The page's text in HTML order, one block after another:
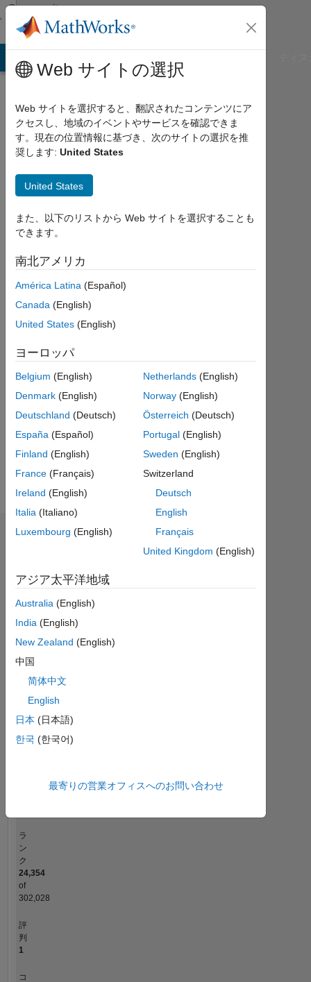
コンテンツへスキップ
Community
Profile
salim
Last
seen:
2024
か
ア
ク
テ
Followers:
Following:
Follow
ダッシュボード
計
MATLAB Answers
コントリビューション 10
-2
-1
1
2
3
5
6
7
12 10
-4
タイムライン
ラ
ン
ク
24,354
of
302,028
評
判
1
コ
Web サイトの選択
Web サイトを選択すると、翻訳されたコンテンツにア
クセスし、地域のイベントやサービスを確認できま
す。現在の位置情報に基づき、次のサイトの選択を推
奨します: United States
United States
また、以下のリストから Web サイトを選択することも
できます。
南北アメリカ
América Latina (Español)
Canada (English)
United States (English)
ヨーロッパ
Belgium (English)
Denmark (English)
Deutschland (Deutsch)
España (Español)
Finland (English)
France (Français)
Ireland (English)
Italia (Italiano)
Luxembourg (English)
Netherlands (English)
Norway (English)
Österreich (Deutsch)
Portugal (English)
Sweden (English)
Switzerland
Deutsch
English
Français
United Kingdom (English)
アジア太平洋地域
Australia (English)
India (English)
New Zealand (English)
中国
简体中文
English
日本 (日本語)
한국 (한국어)
最寄りの営業オフィスへのお問い合わせ